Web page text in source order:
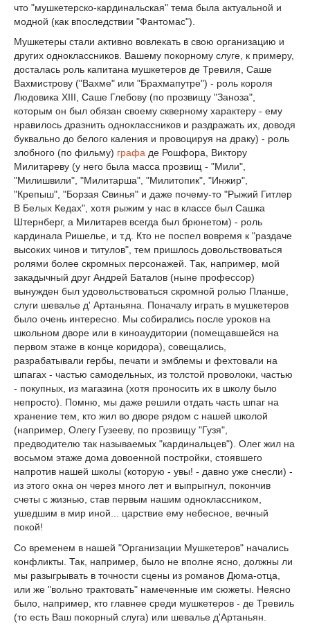
что "мушкетерско-кардинальская" тема была актуальной и
модной (как впоследствии "Фантомас").
Мушкетеры стали активно вовлекать в свою организацию и
других одноклассников. Вашему покорному слуге, к примеру,
досталась роль капитана мушкетеров де Тревиля, Саше
Вахмистрову ("Вахме" или "Брахмапутре") - роль короля
Людовика XIII, Саше Глебову (по прозвищу "Заноза",
которым он был обязан своему скверному характеру - ему
нравилось дразнить одноклассников и раздражать их, доводя
буквально до белого каления и провоцируя на драку) - роль
злобного (по фильму) графа де Рошфора, Виктору
Милитареву (у него была масса прозвищ - "Мили",
"Милишвили", "Милитарша", "Милитопик", "Инжир",
"Крепыш", "Борзая Свинья" и даже почему-то "Рыжий Гитлер
В Белых Кедах", хотя рыжим у нас в классе был Сашка
Штернберг, а Милитарев всегда был брюнетом) - роль
кардинала Ришелье, и т.д. Кто не поспел вовремя к "раздаче
высоких чинов и титулов", тем пришлось довольствоваться
ролями более скромных персонажей. Так, например, мой
закадычный друг Андрей Баталов (ныне профессор)
вынужден был удовольствоваться скромной ролью Планше,
слуги шевалье д' Артаньяна. Поначалу играть в мушкетеров
было очень интересно. Мы собирались после уроков на
школьном дворе или в киноаудитории (помещавшейся на
первом этаже в конце коридора), совещались,
разрабатывали гербы, печати и эмблемы и фехтовали на
шпагах - частью самодельных, из толстой проволоки, частью
- покупных, из магазина (хотя проносить их в школу было
непросто). Помню, мы даже решили отдать часть шпаг на
хранение тем, кто жил во дворе рядом с нашей школой
(например, Олегу Гузееву, по прозвищу "Гузя",
предводителю так называемых "кардинальцев"). Олег жил на
восьмом этаже дома довоенной постройки, стоявшего
напротив нашей школы (которую - увы! - давно уже снесли) -
из этого окна он через много лет и выпрыгнул, покончив
счеты с жизнью, став первым нашим одноклассником,
ушедшим в мир иной... царствие ему небесное, вечный
покой!
Со временем в нашей "Организации Мушкетеров" начались
конфликты. Так, например, было не вполне ясно, должны ли
мы разыгрывать в точности сцены из романов Дюма-отца,
или же "вольно трактовать" намеченные им сюжеты. Неясно
было, например, кто главнее среди мушкетеров - де Тревиль
(то есть Ваш покорный слуга) или шевалье д'Артаньян.